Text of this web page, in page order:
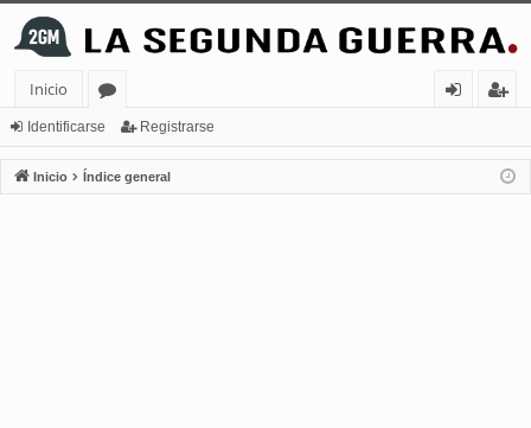
Inicio
or
os
nt
ifi
ist
ra
Identificarse Registrarse
Inicio Índice general